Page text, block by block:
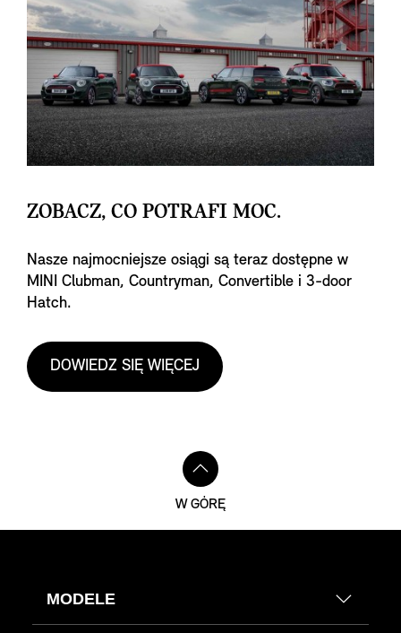
ZOBACZ, CO POTRAFI MOC.
Nasze najmocniejsze osiągi są teraz dostępne w
MINI Clubman, Countryman, Convertible i 3-door
Hatch.
DOWIEDZ SIĘ WIĘCEJ
W GÓRĘ
MODELE